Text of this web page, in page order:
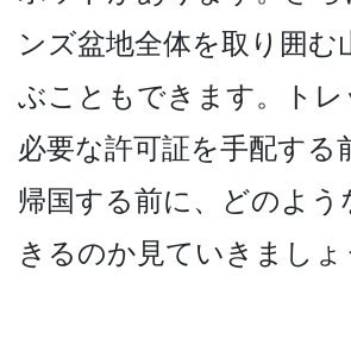
ンズ盆地全体を取り囲む
ぶこともできます。トレ
必要な­許可証を手配する
帰国する前に、どのよ­う
きるのか見ていきましょ